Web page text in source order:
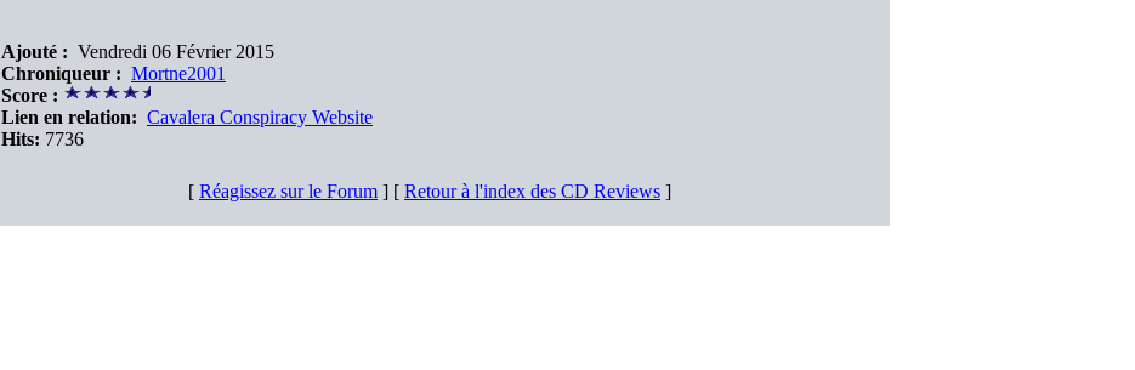
Ajouté : Vendredi 06 Février 2015
Chroniqueur : Mortne2001
Score :
Lien en relation: Cavalera Conspiracy Website
Hits: 7736
[ Réagissez sur le Forum ] [ Retour à l'index des CD Reviews ]